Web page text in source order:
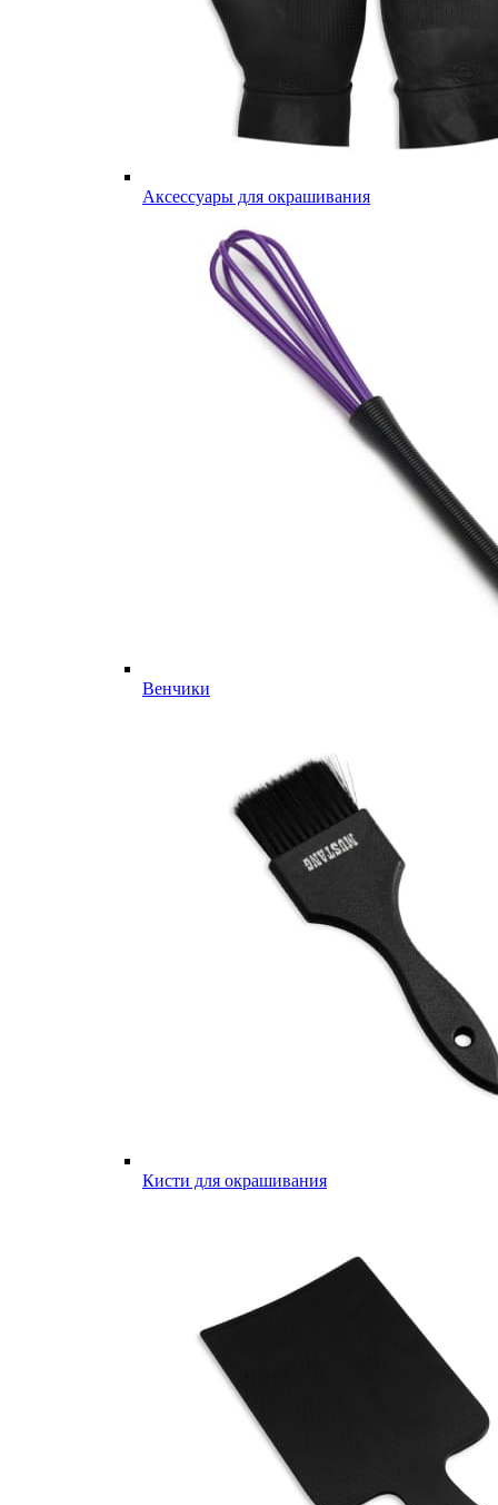
Аксессуары для окрашивания
Венчики
Кисти для окрашивания